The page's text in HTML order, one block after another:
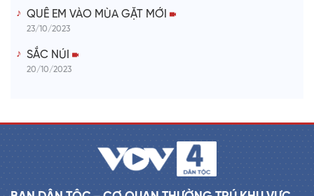
QUÊ EM VÀO MÙA GẶT MỚI
23/10/2023
SẮC NÚI
20/10/2023